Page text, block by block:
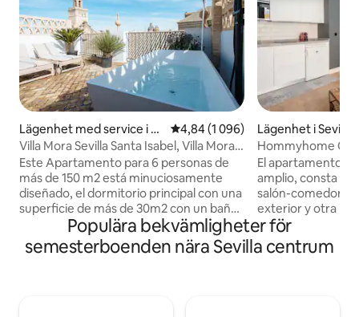
Lägenhet med service i Se
villa
4,84 av 5 i genomsnittligt betyg,
4,84 (1 096)
Villa Mora Sevilla Santa Isabel, Villa Mora
Dúp ...
Este Apartamento para 6 personas de
más de 150 m2 está minuciosamente
diseñado, el dormitorio principal con una
superficie de más de 30m2 con un baño
muy original integrado y los otros 2 de al
menos 15 m2. Piso exclusivo, ha sido
conceptualizado con un estilo moderno,
Lägenhet i Sevilla
Hommyhome
El apartamento
amplio, consta de
salón-comedor, 1
exterior y otra
con sofá, ducha y
privadas con
Catedral. Las
Populära bekvämligheter för
semesterboenden nära Sevilla centrum